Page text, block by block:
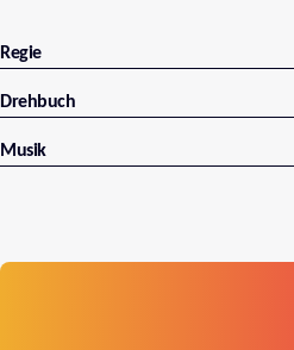
Jahre gesorgt hat...
Regie
Drehbuch
Musik